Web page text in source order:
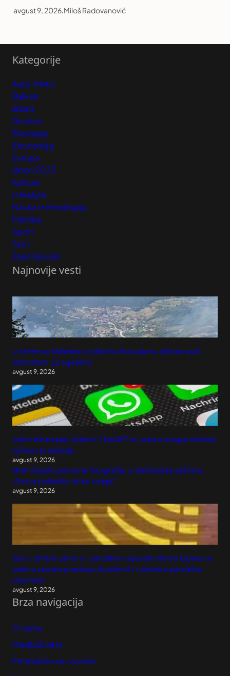
avgust 9, 2026.Miloš Radovanović
Kategorije
Auto-Moto
Balkan
Biznis
Društvo
Ekologija
Ekonomija
Evropa
Izbori 2023
Kultura
Lifestyle
Nauka i tehnologija
Politika
Sport
Svet
Zanimljivosti
Najnovije vesti
U Severnoj Makedoniji aktivna dva požara, jednan pod
kontrolom, 22 ugašena
avgust 9, 2026
Volite WhatsApp stikere? ChatGPT bi uskoro mogao olakšati
njihovo pravljenje
avgust 9, 2026
MUP objavio potresne fotografije iz Deliblatske peščare:
„Ovo je poslednji atom snage“
avgust 9, 2026
Zato i drhtite samo vi, odrođeni napredni elitisti kojima se
uskoro zatvara preskupi Diznilend i ružičasta paralelna
stvarnost
avgust 9, 2026
Brza navigacija
O nama
Predloži Vest
Pretplatite se na vesti